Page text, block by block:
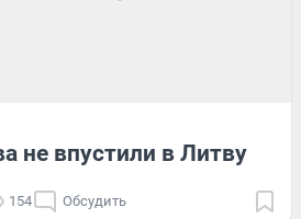
не впустили в Литву
154 Обсудить